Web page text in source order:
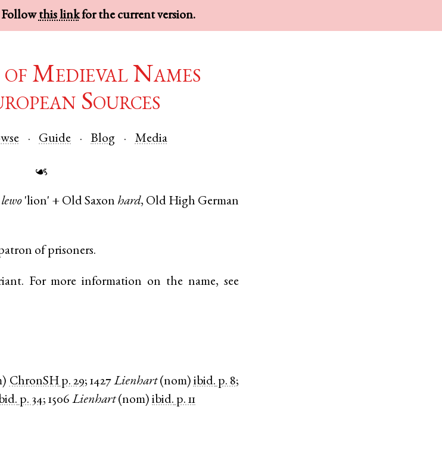
Followthis linkfor the current version.
Medieval Names
Sources
Guide Blog Media
☙
lewo'lion' + Old Saxon hard, Old High German
of prisoners.
For more information on the name, see
) ChronSH p. 29; 1427 Lienhart(nom) ibid. p. 8;
p. 34;1506 Lienhart(nom)ibid. p. 11